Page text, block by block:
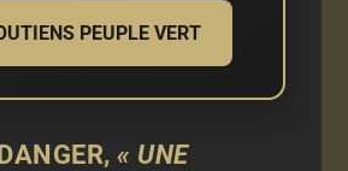
PEUPLE VERT
« UNE